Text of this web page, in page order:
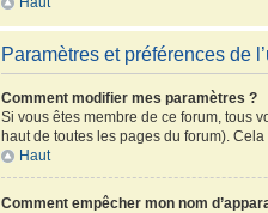
Paramètres et préférences de
Comment modifier mes paramètres ?
Si vous êtes membre de ce forum, tous
haut de toutes les pages du forum).
Haut
Comment empêcher mon nom